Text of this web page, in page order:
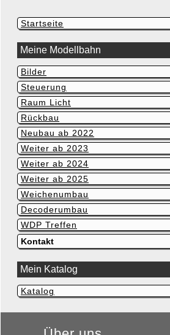
Navigation
überspringen
Startseite
Meine Modellbahn
Navigation
überspringen
Bilder
Steuerung
Raum Licht
Rückbau
Neubau ab 2022
Weiter ab 2023
Weiter ab 2024
Weiter ab 2025
Weichenumbau
Decoderumbau
WDP Treffen
Kontakt
Mein Katalog
Navigation
Katalog